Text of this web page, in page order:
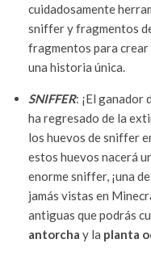
cuidadosamente
sniffer y fragmentos
fragmentos para crear
una historia única.
SNIFFER: ¡El ganador
ha regresado de la
los huevos de sniffer
estos huevos nacerá
enorme sniffer, ¡una
jamás vistas en
antiguas que podrás
antorcha y la planta